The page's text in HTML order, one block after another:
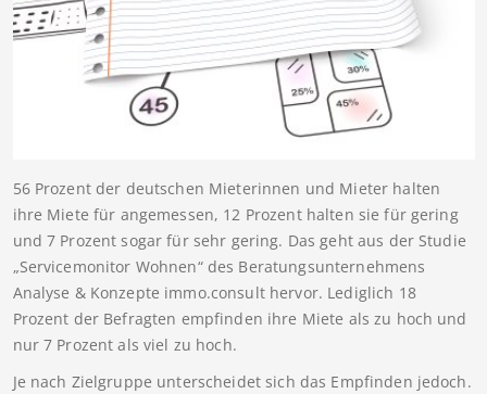
56 Prozent der deutschen Mieterinnen und Mieter halten
ihre Miete für angemessen, 12 Prozent halten sie für gering
und 7 Prozent sogar für sehr gering. Das geht aus der Studie
„Servicemonitor Wohnen“ des Beratungsunternehmens
Analyse & Konzepte immo.consult hervor. Lediglich 18
Prozent der Befragten empfinden ihre Miete als zu hoch und
nur 7 Prozent als viel zu hoch.
Je nach Zielgruppe unterscheidet sich das Empfinden jedoch.